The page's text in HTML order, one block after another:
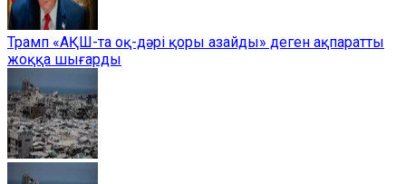
Трамп «АҚШ-та оқ-дәрі қоры азайды» деген ақпаратты
жоққа шығарды